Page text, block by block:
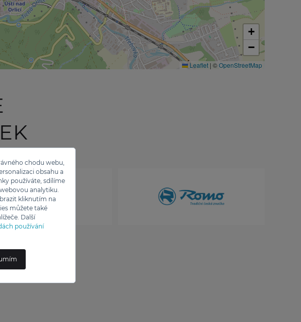
chodu webu,
obsahu a
používáte, sdílíme
analytiku.
kliknutím na
můžete také
Další
používání
+
−
Leaflet | ©OpenStreetMap